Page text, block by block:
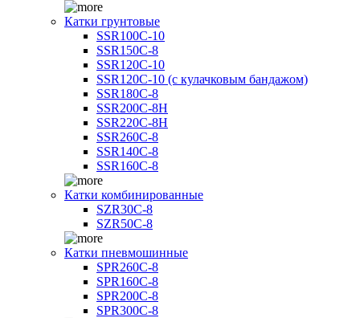
Катки грунтовые
SSR100C-10
SSR150C-8
SSR120C-10
SSR120C-10 (с кулачковым бандажом)
SSR180C-8
SSR200C-8H
SSR220C-8H
SSR260C-8
SSR140C-8
SSR160C-8
Катки комбинированные
SZR30C-8
SZR50C-8
Катки пневмошинные
SPR260C-8
SPR160C-8
SPR200C-8
SPR300C-8